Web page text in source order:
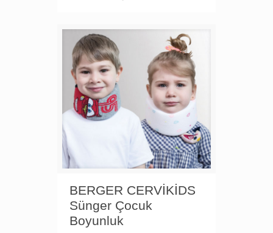
BERGER CERVİKİDS
Sünger Çocuk
Boyunluk